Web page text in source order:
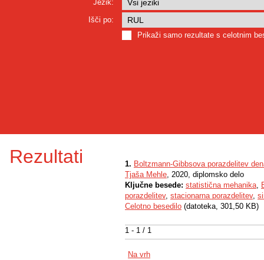
Jezik:
Išči po:
Prikaži samo rezultate s celotnim
Rezultati
1 - 1 / 1
1. Boltzmann-Gibbsova porazdelitev
Tjaša Mehle, 2020, diplomsko delo
Ključne besede: statistična mehanika,
porazdelitev, stacionarna porazdelitev,
Celotno besedilo (datoteka, 301,50 KB)
Na vrh